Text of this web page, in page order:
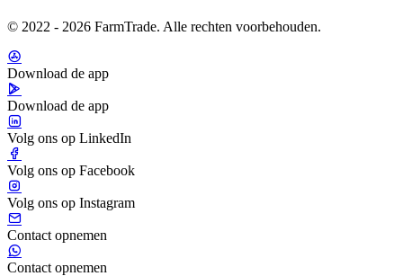
© 2022 - 2026 FarmTrade. Alle rechten voorbehouden.
Download de app
Download de app
Volg ons op LinkedIn
Volg ons op Facebook
Volg ons op Instagram
Contact opnemen
Contact opnemen